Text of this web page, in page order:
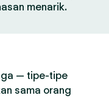
menarik.
— tipe-tipe
sama orang